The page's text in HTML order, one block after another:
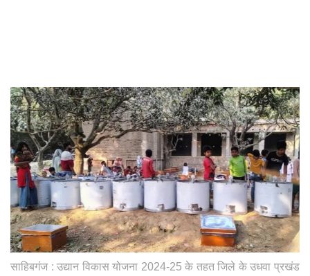
साहिबगंज : उद्यान विकास योजना 2024-25 के तहत जिले के उधवा प्रखंड